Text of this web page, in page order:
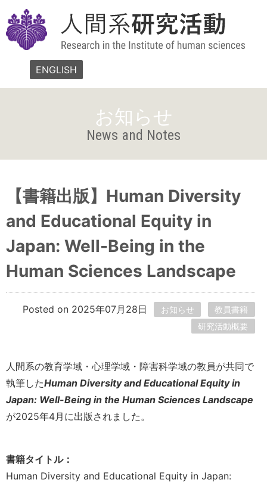
ENGLISH
お知らせ
News and Notes
【書籍出版】Human Diversity
and Educational Equity in
Japan: Well-Being in the
Human Sciences Landscape
Posted on 2025年07月28日 お知らせ
教員書籍
研究活動概要
人間系の教育学域・心理学域・障害科学域の教員が共同で
執筆したHuman Diversity and Educational Equity in
Japan: Well-Being in the Human Sciences Landscape
が2025年4月に出版されました。
書籍タイトル：
Human Diversity and Educational Equity in Japan: